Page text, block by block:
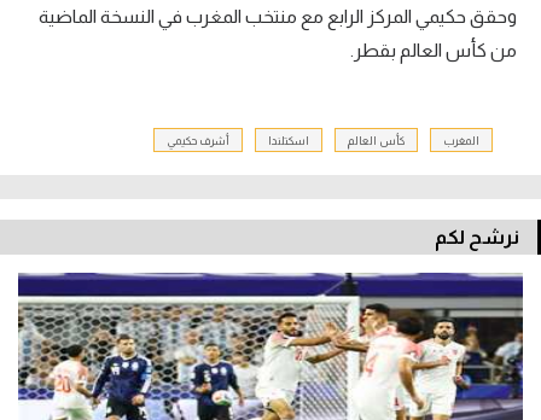
وحقق حكيمي المركز الرابع مع منتخب المغرب في النسخة الماضية
من كأس العالم بقطر.
المغرب كأس العالم اسكتلندا أشرف حكيمي
نرشح لكم